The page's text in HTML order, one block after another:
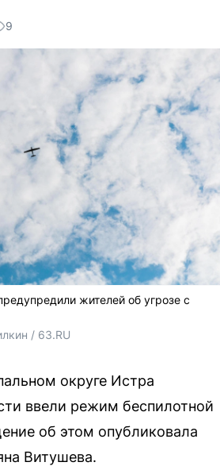
9
жителей об угрозе с
/ 63.RU
округе Истра
ввели режим беспилотной
об этом опубликовала
Витушева.